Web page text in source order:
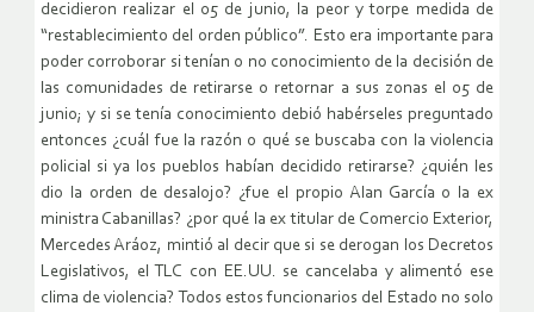
decidieron realizar el 05 de junio, la peor y torpe medida de
“restablecimiento del orden público”. Esto era importante para
poder corroborar si tenían o no conocimiento de la decisión de
las comunidades de retirarse o retornar a sus zonas el 05 de
junio; y si se tenía conocimiento debió habérseles preguntado
entonces ¿cuál fue la razón o qué se buscaba con la violencia
policial si ya los pueblos habían decidido retirarse? ¿quién les
dio la orden de desalojo? ¿fue el propio Alan García o la ex
ministra Cabanillas? ¿por qué la ex titular de Comercio Exterior,
Mercedes Aráoz, mintió al decir que si se derogan los Decretos
Legislativos, el TLC con EE.UU. se cancelaba y alimentó ese
clima de violencia? Todos estos funcionarios del Estado no solo